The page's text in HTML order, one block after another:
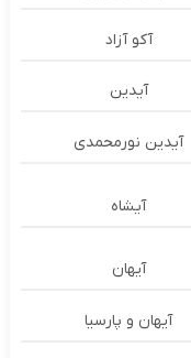
آکو آزاد
آیدین
آیدین نورمحمدی
آیشاه
آیهان
آیهان و پارسیا